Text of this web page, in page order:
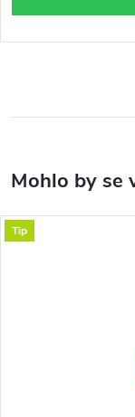
Tip